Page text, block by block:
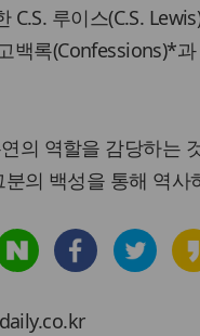
루이스(C.S.
록(Confessions)*
의 역할을 감당하는
의 백성을 통해 역사